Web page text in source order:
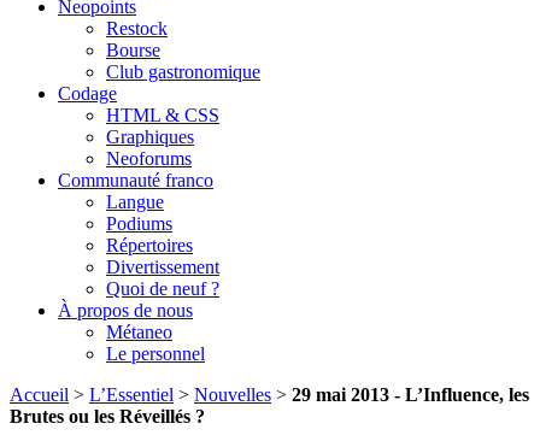
Neopoints
Restock
Bourse
Club gastronomique
Codage
HTML & CSS
Graphiques
Neoforums
Communauté franco
Langue
Podiums
Répertoires
Divertissement
Quoi de neuf ?
À propos de nous
Métaneo
Le personnel
Accueil > L’Essentiel > Nouvelles > 29 mai 2013 - L’Influence, les
Brutes ou les Réveillés ?